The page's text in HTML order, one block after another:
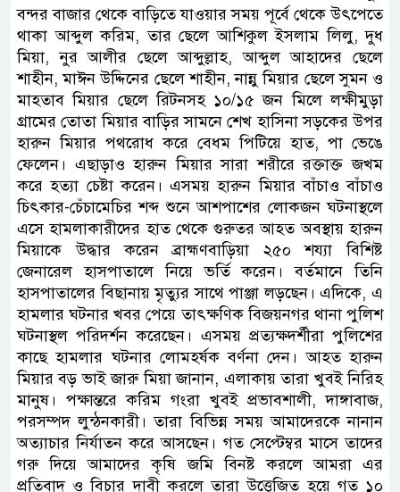
বন্দর বাজার থেকে বাড়িতে যাওয়ার সময় পূর্বে থেকে উৎপেতে
থাকা আব্দুল করিম, তার ছেলে আশিকুল ইসলাম লিলু, দুধ
মিয়া, নুর আলীর ছেলে আব্দুল্লাহ, আব্দুল আহাদের ছেলে
শাহীন, মাঈন উদ্দিনের ছেলে শাহীন, নান্নু মিয়ার ছেলে সুমন ও
মাহতাব মিয়ার ছেলে রিটনসহ ১০/১৫ জন মিলে লক্ষীমুড়া
গ্রামের তোতা মিয়ার বাড়ির সামনে শেখ হাসিনা সড়কের উপর
হারুন মিয়ার পথরোধ করে বেধম পিটিয়ে হাত, পা ভেঙে
ফেলেন। এছাড়াও হারুন মিয়ার সারা শরীরে রক্তাক্ত জখম
করে হত্যা চেষ্টা করেন। এসময় হারুন মিয়ার বাঁচাও বাঁচাও
চিৎকার-চেঁচামেচির শব্দ শুনে আশপাশের লোকজন ঘটনাস্থলে
এসে হামলাকারীদের হাত থেকে গুরুতর আহত অবস্থায় হারুন
মিয়াকে উদ্ধার করেন ব্রাহ্মণবাড়িয়া ২৫০ শয্যা বিশিষ্ট
জেনারেল হাসপাতালে নিয়ে ভর্তি করেন। বর্তমানে তিনি
হাসপাতালের বিছানায় মৃত্যুর সাথে পাঞ্জা লড়ছেন। এদিকে, এ
হামলার ঘটনার খবর পেয়ে তাৎক্ষণিক বিজয়নগর থানা পুলিশ
ঘটনাস্থল পরিদর্শন করেছেন। এসময় প্রত্যক্ষদর্শীরা পুলিশের
কাছে হামলার ঘটনার লোমহর্ষক বর্ণনা দেন। আহত হারুন
মিয়ার বড় ভাই জারু মিয়া জানান, এলাকায় তারা খুবই নিরিহ
মানুষ। পক্ষান্তরে করিম গংরা খুবই প্রভাবশালী, দাঙ্গাবাজ,
পরসম্পদ লুন্ঠনকারী। তারা বিভিন্ন সময় আমাদেরকে নানান
অত্যাচার নির্যাতন করে আসছেন। গত সেপ্টেম্বর মাসে তাদের
গরু দিয়ে আমাদের কৃষি জমি বিনষ্ট করলে আমরা এর
প্রতিবাদ ও বিচার দাবী করলে তারা উত্তেজিত হয়ে গত ১০